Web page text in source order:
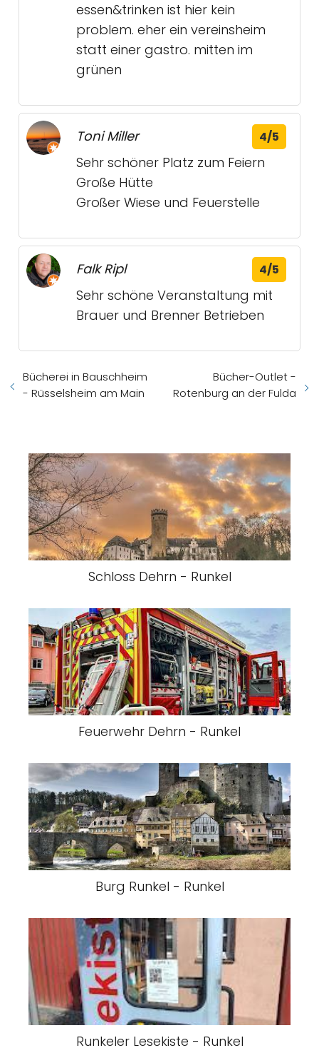
essen&trinken ist hier kein
problem. eher ein vereinsheim
statt einer gastro. mitten im
grünen
Toni Miller 4/5
Sehr schöner Platz zum Feiern
Große Hütte
Großer Wiese und Feuerstelle
Falk Ripl 4/5
Sehr schöne Veranstaltung mit
Brauer und Brenner Betrieben
Bücherei in Bauschheim
- Rüsselsheim am Main
Bücher-Outlet -
Rotenburg an der Fulda
Schloss Dehrn - Runkel
Feuerwehr Dehrn - Runkel
Burg Runkel - Runkel
Runkeler Lesekiste - Runkel